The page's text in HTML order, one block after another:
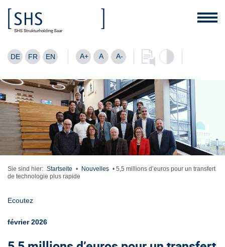
DE FR EN A+ A A-
Sie sind hier: Startseite • Nouvelles • 5,5 millions d’euros pour un transfert
de technologie plus rapide
Ecoutez
février 2026